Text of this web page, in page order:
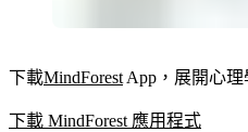
下載MindForest App，展開心
下載 MindForest 應用程式